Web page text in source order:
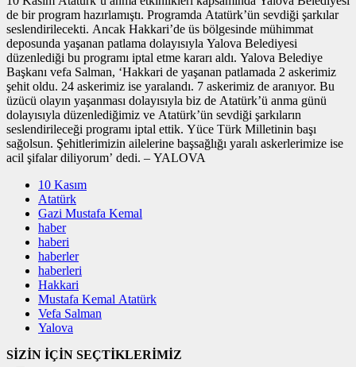
de bir program hazırlamıştı. Programda Atatürk’ün sevdiği şarkılar
seslendirilecekti. Ancak Hakkari’de üs bölgesinde mühimmat
deposunda yaşanan patlama dolayısıyla Yalova Belediyesi
düzenlediği bu programı iptal etme kararı aldı. Yalova Belediye
Başkanı vefa Salman, ‘Hakkari de yaşanan patlamada 2 askerimiz
şehit oldu. 24 askerimiz ise yaralandı. 7 askerimiz de aranıyor. Bu
üzücü olayın yaşanması dolayısıyla biz de Atatürk’ü anma günü
dolayısıyla düzenlediğimiz ve Atatürk’ün sevdiği şarkıların
seslendirileceği programı iptal ettik. Yüce Türk Milletinin başı
sağolsun. Şehitlerimizin ailelerine başsağlığı yaralı askerlerimize ise
acil şifalar diliyorum’ dedi. – YALOVA
10 Kasım
Atatürk
Gazi Mustafa Kemal
haber
haberi
haberler
haberleri
Hakkari
Mustafa Kemal Atatürk
Vefa Salman
Yalova
SİZİN İÇİN SEÇTİKLERİMİZ